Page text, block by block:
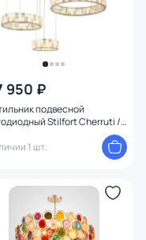
950 ₽
подвесной
Stilfort Cherruti /
150W LED 2800-6500К
белый, холодный)
1 шт.